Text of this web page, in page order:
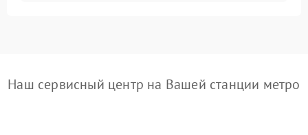
Наш сервисный центр на Вашей станции метро